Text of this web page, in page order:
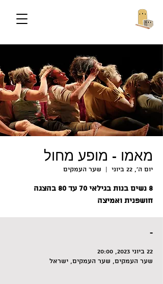
מאמו - מופע מחול
יום ה׳, 22 ביוני
  |
שער העמקים
8 נשים בנות בגילאי 70 עד 80 בהצגה
חושפנית ואמיצה
-
22 ביוני 2023, 20:00
שער העמקים, שער העמקים, ישראל